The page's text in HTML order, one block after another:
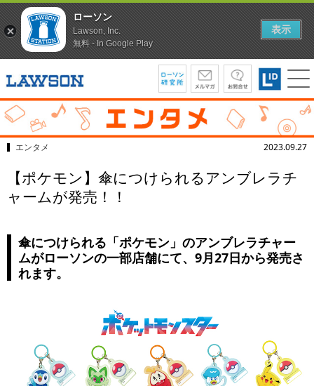
エンタメ 2023.09.27
【ポケモン】傘につけられるアンブレラチ
ャームが発売！！
傘につけられる「ポケモン」のアンブレラチャー
ムがローソンの一部店舗にて、9月27日から発売さ
れます。
ローソン
Lawson, Inc.
無料 - In Google Play
表示